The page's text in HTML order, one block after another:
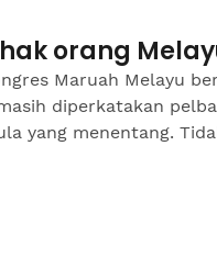
orang
Maruah Melayu
diperkatakan
yang menentang.